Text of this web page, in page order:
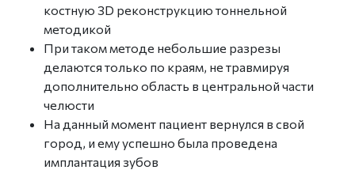
костную 3D реконструкцию тоннельной
методикой
При таком методе небольшие разрезы
делаются только по краям, не травмируя
дополнительно область в центральной части
челюсти
На данный момент пациент вернулся в свой
город, и ему успешно была проведена
имплантация зубов